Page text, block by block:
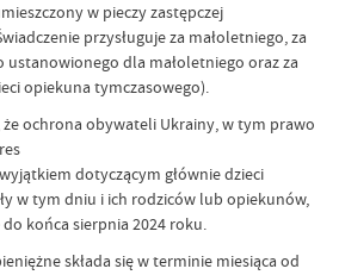
w pieczy zastępczej
przysługuje za małoletniego, za
dla małoletniego oraz za
opiekuna tymczasowego).
ochrona obywateli Ukrainy, w tym prawo
dotyczącym głównie dzieci
w tym dniu i ich rodziców lub opiekunów,
końca sierpnia 2024 roku.
składa się w terminie miesiąca od